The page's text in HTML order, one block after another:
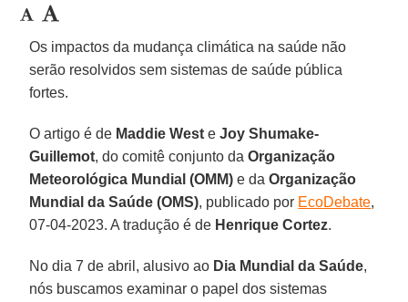
Os impactos da mudança climática na saúde não
serão resolvidos sem sistemas de saúde pública
fortes.
O artigo é de Maddie WesteJoy Shumake-
Guillemot, do comitê conjunto daOrganização
Meteorológica Mundial (OMM) e daOrganização
Mundial da Saúde (OMS), publicado por EcoDebate,
07-04-2023. A tradução é de Henrique Cortez.
No dia 7 de abril, alusivo ao Dia Mundial da Saúde,
nós buscamos examinar o papel dos sistemas